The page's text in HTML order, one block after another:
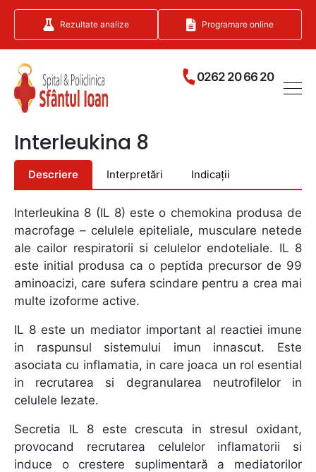
0262 20 66 20
Rezultate analize Programare online
Interleukina 8
Descriere Interpretări Indicații
Interleukina 8 (IL 8) este o chemokina produsa de
macrofage – celulele epiteliale, musculare netede
ale cailor respiratorii si celulelor endoteliale. IL 8
este initial produsa ca o peptida precursor de 99
aminoacizi, care sufera scindare pentru a crea mai
multe izoforme active.
IL 8 este un mediator important al reactiei imune
in raspunsul sistemului imun innascut. Este
asociata cu inflamatia, in care joaca un rol esential
in recrutarea si degranularea neutrofilelor in
celulele lezate.
Secretia IL 8 este crescuta in stresul oxidant,
provocand recrutarea celulelor inflamatorii si
induce o crestere suplimentară a mediatorilor